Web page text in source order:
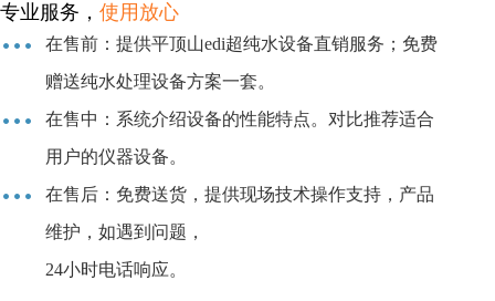
专业服务， 使用放心
在售前：提供平顶山edi超纯水设备直销服务；免费
赠送纯水处理设备方案一套。
在售中：系统介绍设备的性能特点。对比推荐适合
用户的仪器设备。
在售后：免费送货，提供现场技术操作支持，产品
维护，如遇到问题，
24小时电话响应。